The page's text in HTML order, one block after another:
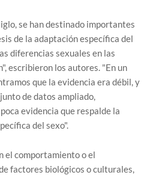
se han destinado importantes
de la adaptación específica del
diferencias sexuales en las
escribieron los autores. "En un
que la evidencia era débil, y
de datos ampliado,
evidencia que respalde la
del sexo".
el comportamiento o el
factores biológicos o culturales,